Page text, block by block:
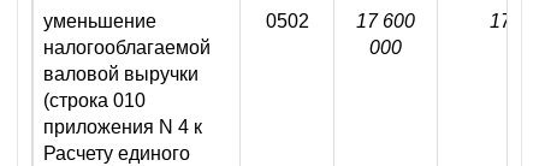
уменьшение
налогооблагаемой
валовой выручки
(строка 010
приложения N 4 к
Расчету единого
0502
17 600
000
17